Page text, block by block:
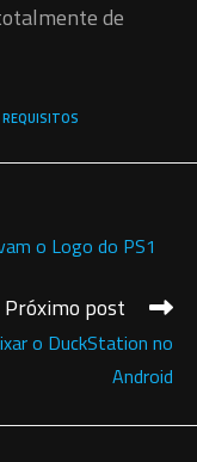
de
REQUISITOS
o Logo do PS1
Próximo post
o DuckStation no
Android